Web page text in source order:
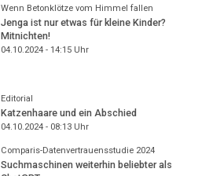
Wenn Betonklötze vom Himmel fallen
Jenga ist nur etwas für kleine Kinder?
Mitnichten!
04.10.2024 - 14:15Uhr
Editorial
Katzenhaare und ein Abschied
04.10.2024 - 08:13Uhr
Comparis-Datenvertrauensstudie 2024
Suchmaschinen weiterhin beliebter als